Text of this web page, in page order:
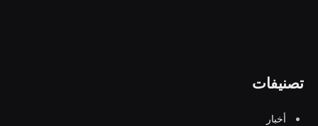
تصنيفات
أخبار